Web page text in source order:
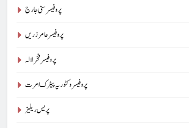
پروفیسر سنی جارج
پروفیسر عامر زریں
پروفیسر فخر لالہ
پروفیسر وکٹوریہ پیٹرک امرت
پریس ریلیز